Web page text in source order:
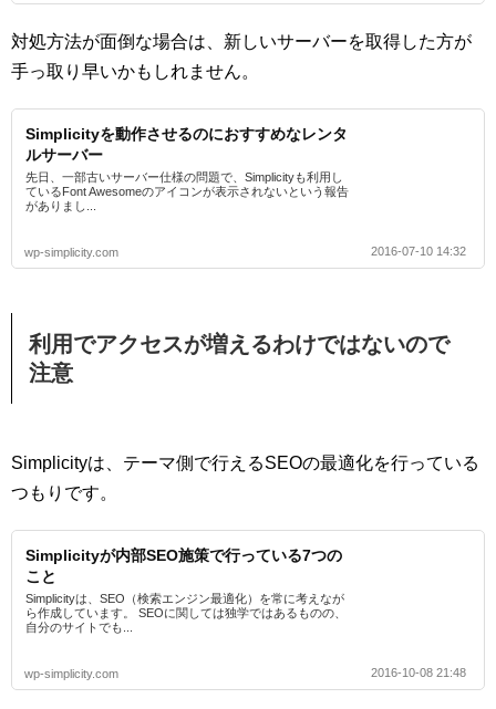
対処方法が面倒な場合は、新しいサーバーを取得した方が
手っ取り早いかもしれません。
Simplicityを動作させるのにおすすめなレンタ
ルサーバー
先日、一部古いサーバー仕様の問題で、Simplicityも利用し
ているFont Awesomeのアイコンが表示されないという報告
がありまし...
wp-simplicity.com 2016-07-10 14:32
利用でアクセスが増えるわけではないので
注意
Simplicityは、テーマ側で行えるSEOの最適化を行っている
つもりです。
Simplicityが内部SEO施策で行っている7つの
こと
Simplicityは、SEO（検索エンジン最適化）を常に考えなが
ら作成しています。 SEOに関しては独学ではあるものの、
自分のサイトでも...
wp-simplicity.com 2016-10-08 21:48